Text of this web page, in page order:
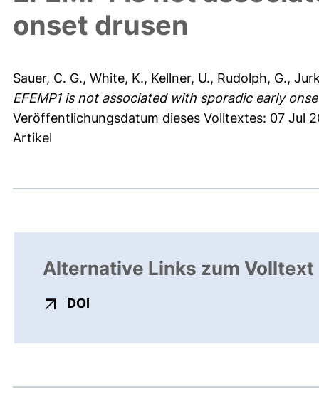
onset drusen
Sauer, C. G., White, K., Kellner, U., Rudolph, G.,
EFEMP1 is not associated with sporadic early
Veröffentlichungsdatum dieses Volltextes: 07 Jul
Artikel
Alternative Links zum Volltext
DOI